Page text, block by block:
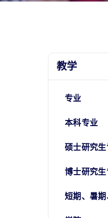
教学
专业
本科专业
硕士研究
博士研究
短期、暑